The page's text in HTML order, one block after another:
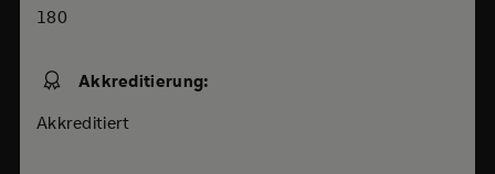
180
Akkreditierung:
Akkreditiert